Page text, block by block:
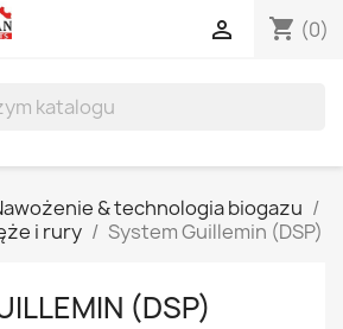
shopping_cart (0)

& technologia biogazu
i rury
System Guillemin (DSP)
(DSP)